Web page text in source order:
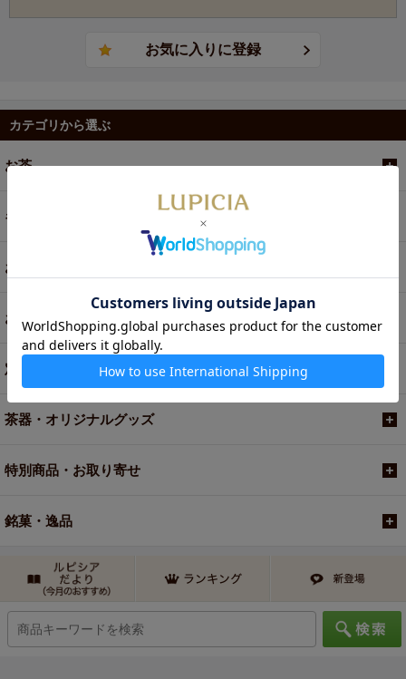
カテゴリから選ぶ
お茶
ギフト
お菓子・食品・飲料
お買い得商品
定期便
茶器・オリジナルグッズ
特別商品・お取り寄せ
銘菓・逸品